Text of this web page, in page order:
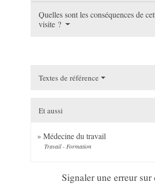
Quelles sont les conséquences de
visite ?
Textes de référence
Et aussi
Médecine du travail
Travail - Formation
Signaler une erreur sur